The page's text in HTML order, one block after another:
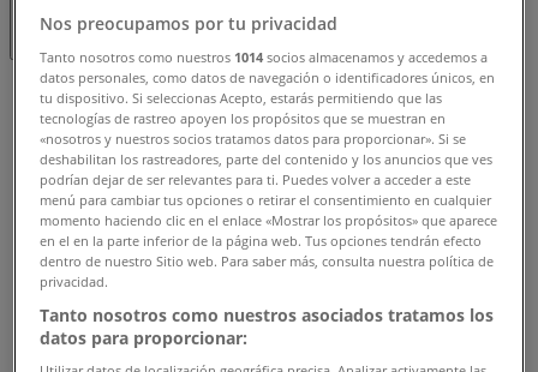
Domingo
11:00 - 09:00
Lunes
11:00 - 21:00
Martes
11:00 - 21:00
Miércoles
11:00 - 21:00
Jueves
11:00 - 21:00
Viernes
Nos preocupamos por tu privacidad
Tanto nosotros como nuestros 1014 socios almacenamos y accedemos a
datos personales, como datos de navegación o identificadores únicos, en
tu dispositivo. Si seleccionas Acepto, estarás permitiendo que las
tecnologías de rastreo apoyen los propósitos que se muestran en
«nosotros y nuestros socios tratamos datos para proporcionar». Si se
deshabilitan los rastreadores, parte del contenido y los anuncios que ves
podrían dejar de ser relevantes para ti. Puedes volver a acceder a este
menú para cambiar tus opciones o retirar el consentimiento en cualquier
momento haciendo clic en el enlace «Mostrar los propósitos» que aparece
en el en la parte inferior de la página web. Tus opciones tendrán efecto
dentro de nuestro Sitio web. Para saber más, consulta nuestra política de
privacidad.
Tanto nosotros como nuestros asociados tratamos los
datos para proporcionar: